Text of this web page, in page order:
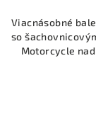
Viacnásobné
so
Motorcycle